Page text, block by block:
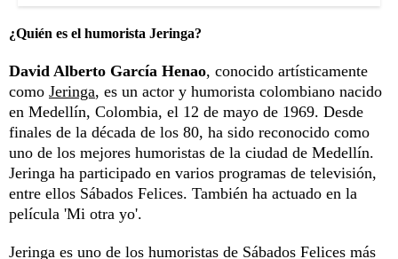
¿Quién es el humorista Jeringa?
David Alberto García Henao, conocido artísticamente
como Jeringa, es un actor y humorista colombiano nacido
en Medellín, Colombia, el 12 de mayo de 1969. Desde
finales de la década de los 80, ha sido reconocido como
uno de los mejores humoristas de la ciudad de Medellín.
Jeringa ha participado en varios programas de televisión,
entre ellos Sábados Felices. También ha actuado en la
película 'Mi otra yo'.
Jeringa es uno de los humoristas de Sábados Felices más